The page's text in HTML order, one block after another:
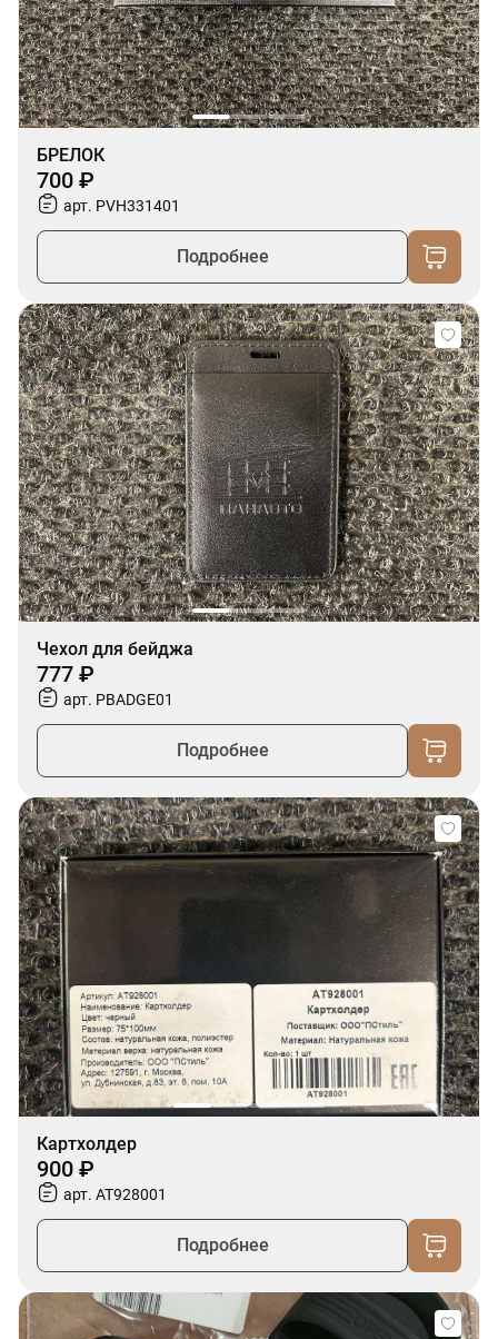
БРЕЛОК
700 ₽
арт. PVH331401
Подробнее
Чехол для бейджа
777 ₽
арт. PBADGE01
Подробнее
Картхолдер
900 ₽
арт. AT928001
Подробнее